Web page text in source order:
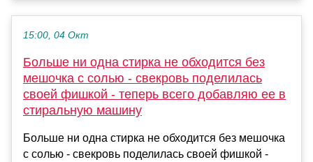
15:00, 04 Окт
Больше ни одна стирка не обходится без
мешочка с солью - свекровь поделилась
своей фишкой - теперь всего добавляю ее в
стиральную машину
Больше ни одна стирка не обходится без мешочка
с солью - свекровь поделилась своей фишкой -